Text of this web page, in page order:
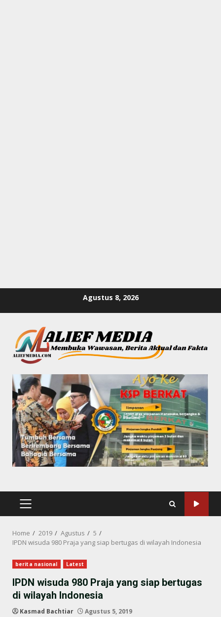
Agustus 8, 2026
PRIMARY
Home 2019 Agustus
5
IPDN wisuda 980 Praja yang siap bertugas di wilayah Indonesia
berita nasional Latest
IPDN wisuda 980 Praja yang siap bertugas
di wilayah Indonesia
Kasmad Bachtiar Agustus 5, 2019